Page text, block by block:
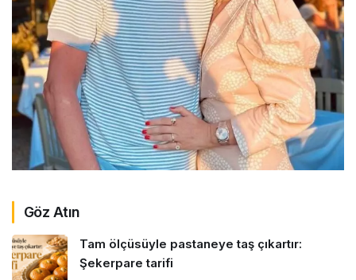
Göz Atın
Tam ölçüsüyle pastaneye taş çıkartır:
Şekerpare tarifi